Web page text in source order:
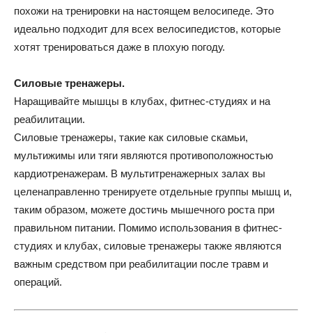
похожи на тренировки на настоящем велосипеде. Это
идеально подходит для всех велосипедистов, которые
хотят тренироваться даже в плохую погоду.
Силовые тренажеры.
Наращивайте мышцы в клубах, фитнес-студиях и на
реабилитации.
Силовые тренажеры, такие как силовые скамьи,
мультижимы или тяги являются противоположностью
кардиотренажерам. В мультитренажерных залах вы
целенаправленно тренируете отдельные группы мышц и,
таким образом, можете достичь мышечного роста при
правильном питании. Помимо использования в фитнес-
студиях и клубах, силовые тренажеры также являются
важным средством при реабилитации после травм и
операций.